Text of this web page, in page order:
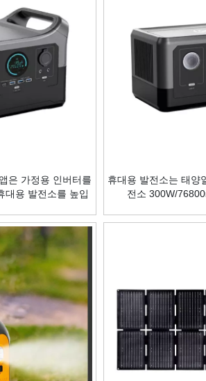
은 가정용 인버터를
대용 발전소를 높입
휴대용 발전소는 태양
전소 300W/